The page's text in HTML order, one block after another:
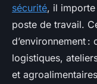
sécurité, il
poste de travail.
d’environnement
logistiques,
et